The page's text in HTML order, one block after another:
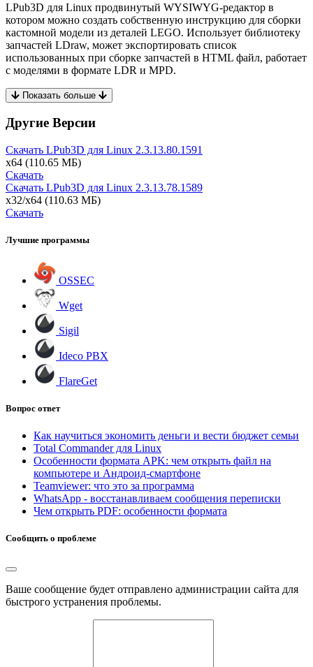
LPub3D для Linux продвинутый WYSIWYG-редактор в
котором можно создать собственную инструкцию для сборки
кастомной модели из деталей LEGO. Использует библиотеку
запчастей LDraw, может экспортировать список
использованных при сборке запчастей в HTML файл, работает
с моделями в формате LDR и MPD.
Показать больше
Другие Версии
Скачать LPub3D для Linux 2.3.13.80.1591
x64 (110.65 МБ)
Скачать
Скачать LPub3D для Linux 2.3.13.78.1589
x32/x64 (110.63 МБ)
Скачать
Лучшие программы
OSSEC
Wget
Sigil
Ideco PBX
FlareGet
Вопрос ответ
Как научиться экономить деньги и вести бюджет семьи
Total Commander для Linux
Особенности формата APK: чем открыть файл на
компьютере и Андроид-смартфоне
Teamviewer: что это за программа
WhatsApp - восстанавливаем сообщения переписки
Чем открыть PDF: особенности формата
Сообщить о проблеме
Ваше сообщение будет отправлено администрации сайта для
быстрого устранения проблемы.